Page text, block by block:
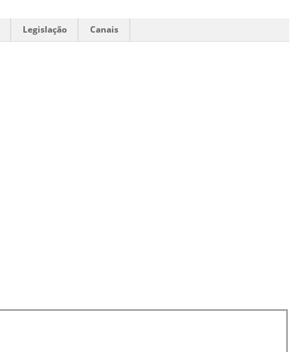
Legislação Canais